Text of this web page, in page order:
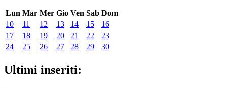
Lun Mar Mer Gio Ven Sab Dom
10
11 12 13 14 15
16
17
18 19 20 21 22
23
24
25 26 27 28 29 30
Ultimi inseriti: